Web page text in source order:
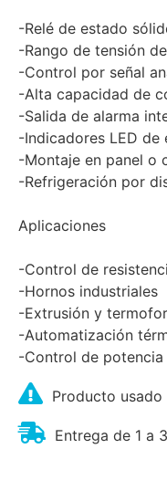
-Relé de estado
-Rango de tensión
-Control por señal
-Alta capacidad de
-Salida de alarma
-Indicadores LED de
-Montaje en panel o
-Refrigeración por
Aplicaciones
-Control de
-Hornos industriales
-Extrusión y
-Automatización
-Control de
Producto usado
Entrega de 1 a